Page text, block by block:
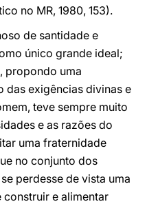
no MR, 1980, 153).
de santidade e
único grande ideal;
propondo uma
das exigências divinas e
teve sempre muito
e as razões do
uma fraternidade
no conjunto dos
perdesse de vista uma
e alimentar